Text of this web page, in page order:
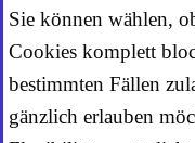
Sie können wählen,
Cookies komplett
bestimmten Fällen
gänzlich erlauben